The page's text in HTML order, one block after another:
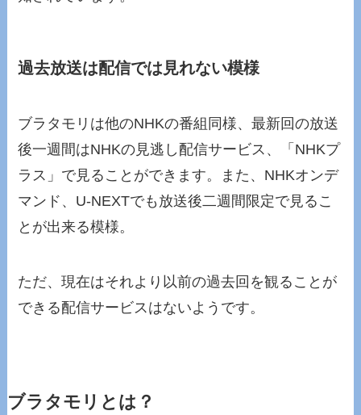
過去放送は配信では見れない模様
ブラタモリは他のNHKの番組同様、最新回の放送
後一週間はNHKの見逃し配信サービス、「NHKプ
ラス」で見ることができます。また、NHKオンデ
マンド、U-NEXTでも放送後二週間限定で見るこ
とが出来る模様。
ただ、現在はそれより以前の過去回を観ることが
できる配信サービスはないようです。
ブラタモリとは？